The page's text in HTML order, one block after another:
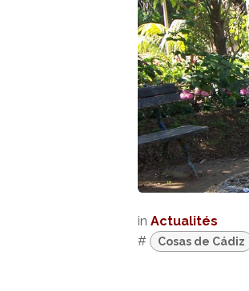
in Actualités
#
Cosas de Cádiz